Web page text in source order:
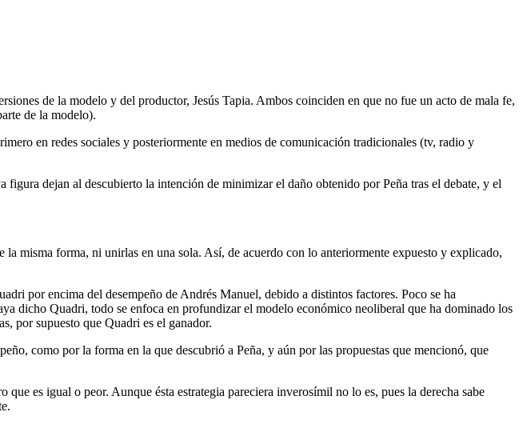
de la modelo y del productor, Jesús Tapia. Ambos coinciden en que no fue un acto de mala fe,
de la modelo).
en redes sociales y posteriormente en medios de comunicación tradicionales (tv, radio y
dejan al descubierto la intención de minimizar el daño obtenido por Peña tras el debate, y el
misma forma, ni unirlas en una sola. Así, de acuerdo con lo anteriormente expuesto y explicado,
por encima del desempeño de Andrés Manuel, debido a distintos factores. Poco se ha
dicho Quadri, todo se enfoca en profundizar el modelo económico neoliberal que ha dominado los
por supuesto que Quadri es el ganador.
como por la forma en la que descubrió a Peña, y aún por las propuestas que mencionó, que
es igual o peor. Aunque ésta estrategia pareciera inverosímil no lo es, pues la derecha sabe